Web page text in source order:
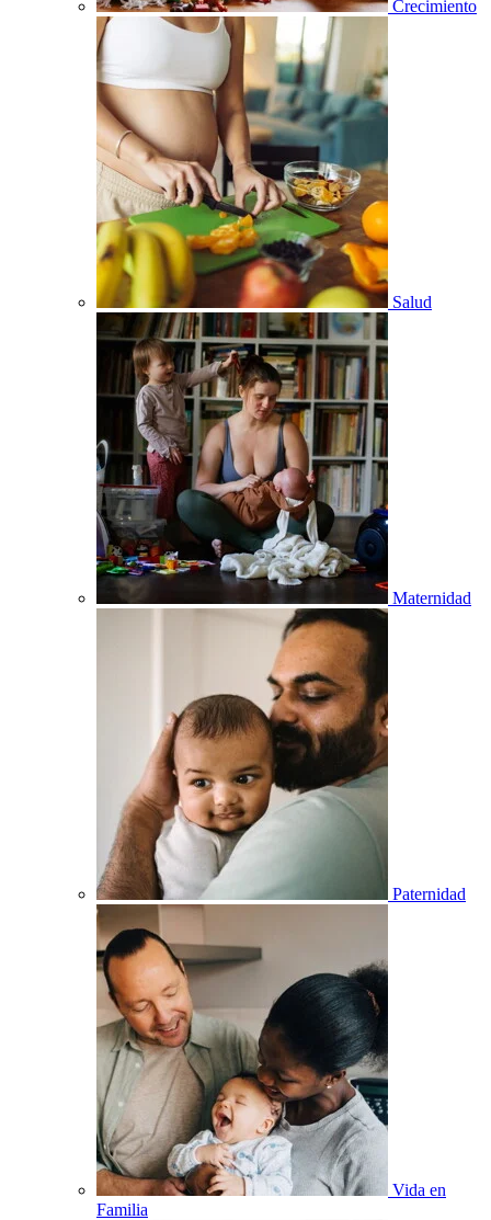
Crecimiento
Salud
Maternidad
Paternidad
Vida en
Familia